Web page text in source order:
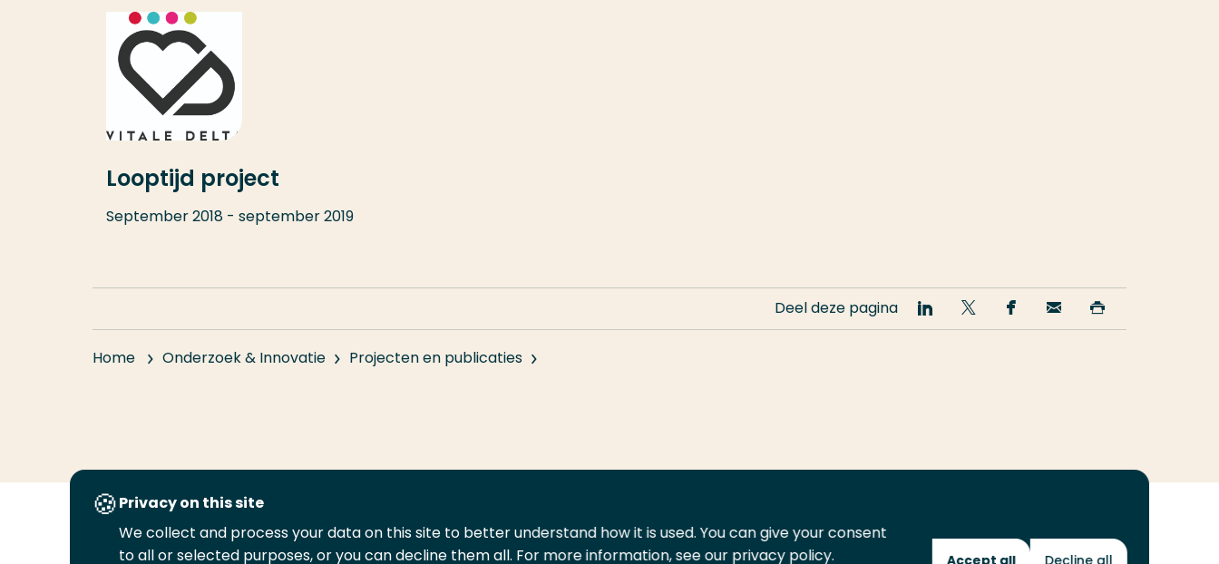
Looptijd project
September 2018 - september 2019
Home Onderzoek & Innovatie Projecten en publicaties
Deel deze pagina
Deel
op
Deel
op
Deel
op
Email
deze deze
VolgVolgVolgVolg
Privacy on this site
We collect and process your data on this site to better understand how it is used. You can give your consent
to all or selected purposes, or you can decline them all. For more information, see our privacy policy.
Accept all Decline all